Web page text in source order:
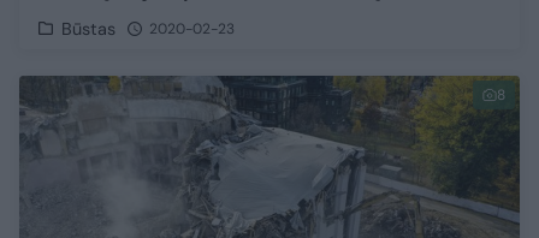
Būstas 2020-02-23
8